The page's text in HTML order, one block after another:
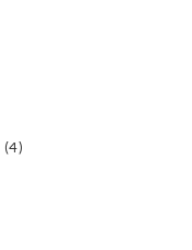
(4)